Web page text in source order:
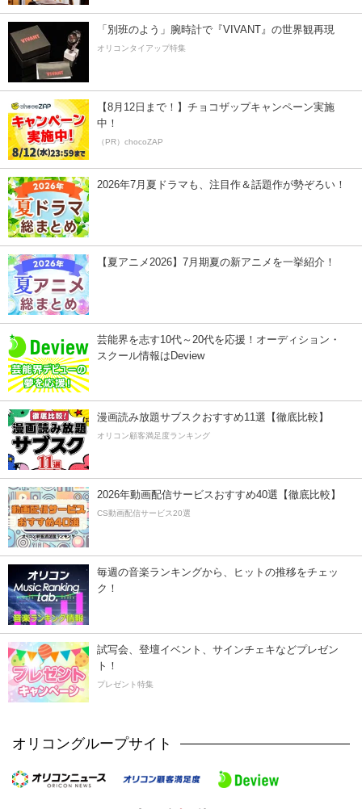
「別班のよう」腕時計で『VIVANT』の世界観再現
オリコンタイアップ特集
【8月12日まで！】チョコザップキャンペーン実施
中！
（PR）chocoZAP
2026年7月夏ドラマも、注目作＆話題作が勢ぞろい！
【夏アニメ2026】7月期夏の新アニメを一挙紹介！
芸能界を志す10代～20代を応援！オーディション・
スクール情報はDeview
漫画読み放題サブスクおすすめ11選【徹底比較】
オリコン顧客満足度ランキング
2026年動画配信サービスおすすめ40選【徹底比較】
CS動画配信サービス20選
毎週の音楽ランキングから、ヒットの推移をチェッ
ク！
試写会、登壇イベント、サインチェキなどプレゼン
ト！
プレゼント特集
オリコングループサイト